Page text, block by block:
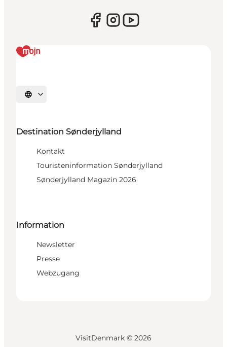
Sprache auswählen
Destination Sønderjylland
Kontakt
Touristeninformation Sønderjylland
Sønderjylland Magazin 2026
Information
Newsletter
Presse
Webzugang
VisitDenmark © 2026